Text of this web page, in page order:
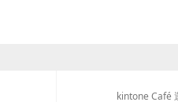
kintone Café